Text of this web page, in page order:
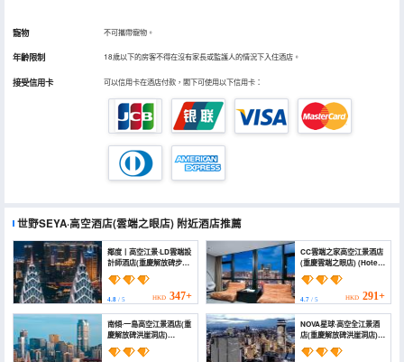
寵物 不可攜帶寵物。
年齡限制 18歲以下的房客不得在沒有家長或監護人的情況下入住酒店。
接受信用卡 可以信用卡在酒店付款，閣下可使用以下信用卡：
世野SEYA·高空酒店(雲端之眼店) 附近酒店推薦
鄰度丨高空江景·LD雲端設
計師酒店(重慶解放碑步行
街洪崖洞店) (Chongqing
Lingdu Gaokong
Jiangjing Hotel
(Monument to the
people's Liberation
Hongyadong Store))
4.8 / 5 HKD 347+
CC雲端之家高空江景酒店
(重慶雲端之眼店) (Hotel
Chez Cloud)
4.7/ 5 HKD 291+
南傾·一島高空江景酒店(重
慶解放碑洪崖洞店)
(Nanqing Yidao
Guesthouse
NOVA星球·高空全江景酒
店(重慶解放碑洪崖洞店)
(NOVA Planet High
Altitude River View